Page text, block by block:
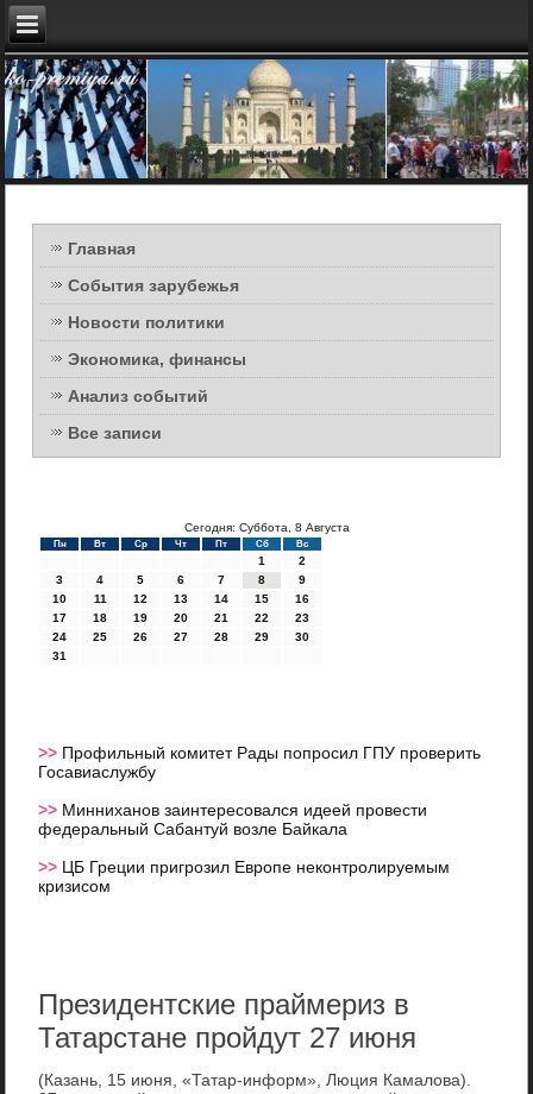
Главная
События зарубежья
Новости политики
Экономика, финансы
Анализ событий
Все записи
Сегодня: Суббота, 8 Августа
Пн Вт Ср Чт Пт Сб Вс
1
2
3
4 5 6 7 8
9
10
11 12 13 14 15
16
17
18 19 20 21 22
23
24
25 26 27 28 29
30
31
>> Профильный комитет Рады попросил ГПУ проверить
Госавиаслужбу
>> Минниханов заинтересовался идеей провести
федеральный Сабантуй возле Байкала
>> ЦБ Греции пригрозил Европе неконтролируемым
кризисом
Президентские праймериз в
Татарстане пройдут 27 июня
(Казань, 15 июня, «Татар-информ», Люция Камалοва).